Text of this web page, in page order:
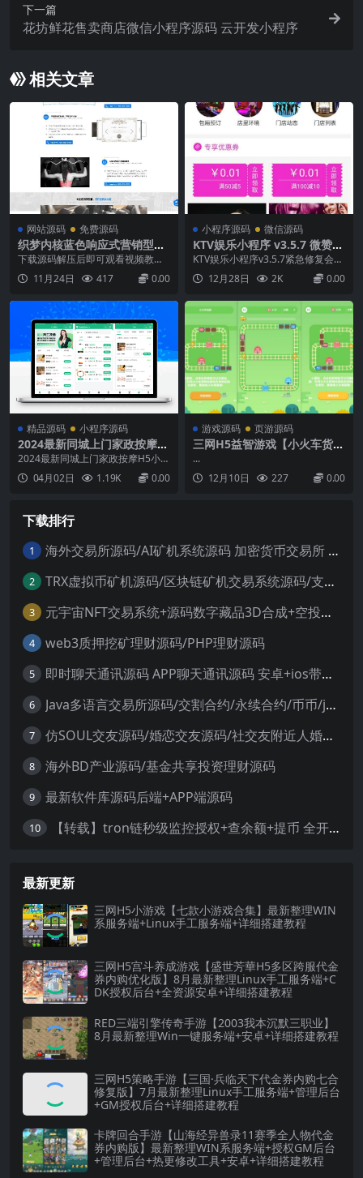
下一篇
花坊鲜花售卖商店微信小程序源码 云开发小程序
相关文章
网站源码 免费源码
织梦内核蓝色响应式营销型运
动健身器械器材企业网站模板
自适应手机【站长亲测】
下载源码解压后即可观看视频教程
织梦内核蓝色响应式营销型运动健
身器械器材企业网站模板自适应手
11月24日 417 0.00
小程序源码 微信源码
KTV娱乐小程序 v3.5.7 微赞通
用
KTV娱乐小程序v3.5.7紧急修复会员
开卡选择女提示请选择性别问题微
赞通用一款KTV娱乐行业的小程序
序V3.5.71、紧急修复会员开卡选择
女提示请选择性别问题更新后需重
新发布前端版本号：3.5.6–...
12月28日 2K 0.00
精品源码 小程序源码
2024最新同城上门家政按摩H
5小程序源码 | 全开源无需授
权 | 上门预约系统
2024最新同城上门家政按摩H5小程
序源码 |上门预约系统 后端thinkph
p框架开发。前端采用uni-app开
传版本,自掏腰包购入,完整无措,全
开源版本,不需要授权!功能介...
04月02日 1.19K 0.00
游戏源码 页游源码
三网H5益智游戏【小火车货运
H5】12月最新整理Linux手工
服务端+Win一键服务端+逆向
前端源码+解压即玩+详细搭建
...
12月10日
227 0.00
下载排行
1 海外交易所源码/AI矿机系统源码 加密货币交易所 智能交易所源码
2 TRX虚拟币矿机源码/区块链矿机交易系统源码/支持 4国语言+usdt充值+搭建视频教程
3 元宇宙NFT交易系统+源码数字藏品3D合成+空投盲盒玩法抽集卡
4 web3质押挖矿理财源码/PHP理财源码
5 即时聊天通讯源码 APP聊天通讯源码 安卓+ios带后端源码控制
6 Java多语言交易所源码/交割合约/永续合约/币币/java服务端
7 仿SOUL交友源码/婚恋交友源码/社交友附近人婚恋约仿陌陌APP源码系统
8 海外BD产业源码/基金共享投资理财源码
9 最新软件库源码后端+APP端源码
10 【转载】tron链秒级监控授权+查余额+提币 全开源带视频教程文字教程
最新更新
三网H5小游戏【七款小游戏合集】最新整理WIN
系服务端+Linux手工服务端+详细搭建教程
三网H5宫斗养成游戏【盛世芳華H5多区跨服代金
券内购优化版】8月最新整理Linux手工服务端+C
DK授权后台+全资源安卓+详细搭建教程
RED三端引擎传奇手游【2003我本沉默三职业】
8月最新整理Win一键服务端+安卓+详细搭建教程
三网H5策略手游【三国·兵临天下代金券内购七合
修复版】7月最新整理Linux手工服务端+管理后台
+GM授权后台+详细搭建教程
卡牌回合手游【山海经异兽录11赛季全人物代金
券内购版】最新整理WIN系服务端+授权GM后台
+管理后台+热更修改工具+安卓+详细搭建教程